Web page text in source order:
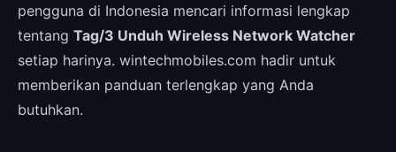
pengguna di Indonesia mencari informasi lengkap
tentang Tag/3 Unduh Wireless Network Watcher
setiap harinya. wintechmobiles.com hadir untuk
memberikan panduan terlengkap yang Anda
butuhkan.